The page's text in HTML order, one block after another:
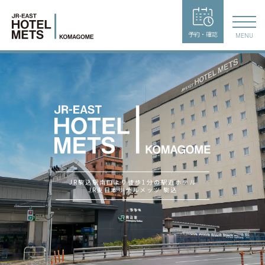
予約・確認 MENU
JR駒込駅南口より徒歩1分の駅近ホテル
JR東日本ホテルメッツ 駒込